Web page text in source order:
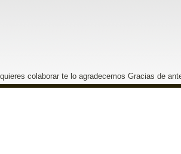
colaborar te lo agradecemos Gracias de